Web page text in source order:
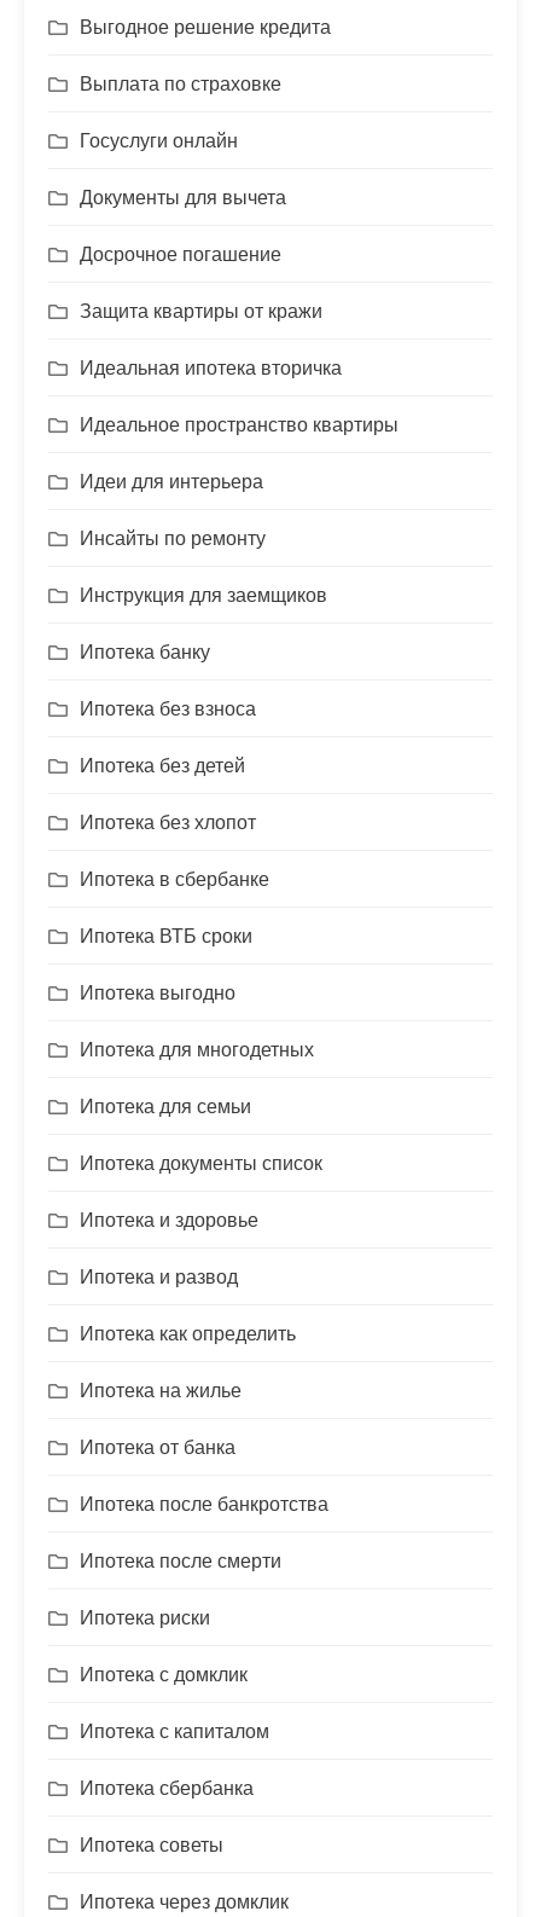
Выгодное решение кредита
Выплата по страховке
Госуслуги онлайн
Документы для вычета
Досрочное погашение
Защита квартиры от кражи
Идеальная ипотека вторичка
Идеальное пространство квартиры
Идеи для интерьера
Инсайты по ремонту
Инструкция для заемщиков
Ипотека банку
Ипотека без взноса
Ипотека без детей
Ипотека без хлопот
Ипотека в сбербанке
Ипотека ВТБ сроки
Ипотека выгодно
Ипотека для многодетных
Ипотека для семьи
Ипотека документы список
Ипотека и здоровье
Ипотека и развод
Ипотека как определить
Ипотека на жилье
Ипотека от банка
Ипотека после банкротства
Ипотека после смерти
Ипотека риски
Ипотека с домклик
Ипотека с капиталом
Ипотека сбербанка
Ипотека советы
Ипотека через домклик